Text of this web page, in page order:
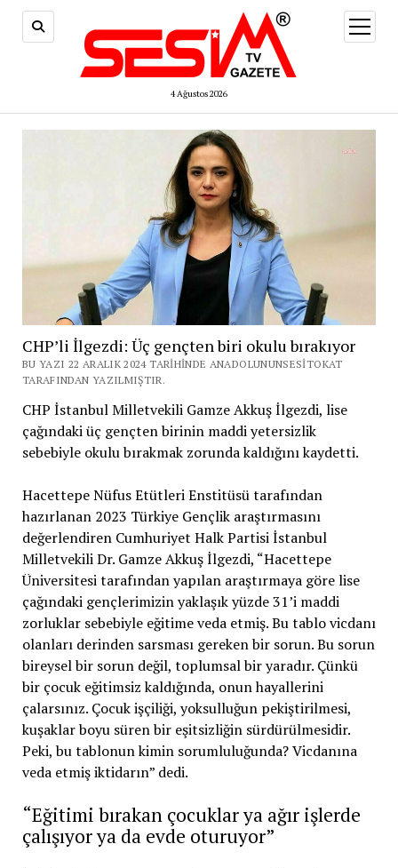
4 Ağustos 2026
aç
CHP’li İlgezdi: Üç gençten biri okulu bırakıyor
BU YAZI 22 ARALIK 2024 TARIHINDE ANADOLUNUNSESITOKAT
TARAFINDAN YAZILMIŞTIR.
CHP İstanbul Milletvekili Gamze Akkuş İlgezdi, lise
çağındaki üç gençten birinin maddi yetersizlik
sebebiyle okulu bırakmak zorunda kaldığını kaydetti.
Hacettepe Nüfus Etütleri Enstitüsü tarafından
hazırlanan 2023 Türkiye Gençlik araştırmasını
değerlendiren Cumhuriyet Halk Partisi İstanbul
Milletvekili Dr. Gamze Akkuş İlgezdi, “Hacettepe
Üniversitesi tarafından yapılan araştırmaya göre lise
çağındaki gençlerimizin yaklaşık yüzde 31’i maddi
zorluklar sebebiyle eğitime veda etmiş. Bu tablo vicdanı
olanları derinden sarsması gereken bir sorun. Bu sorun
bireysel bir sorun değil, toplumsal bir yaradır. Çünkü
bir çocuk eğitimsiz kaldığında, onun hayallerini
çalarsınız. Çocuk işçiliği, yoksulluğun pekiştirilmesi,
kuşaklar boyu süren bir eşitsizliğin sürdürülmesidir.
Peki, bu tablonun kimin sorumluluğunda? Vicdanına
veda etmiş iktidarın” dedi.
“Eğitimi bırakan çocuklar ya ağır işlerde
çalışıyor ya da evde oturuyor”